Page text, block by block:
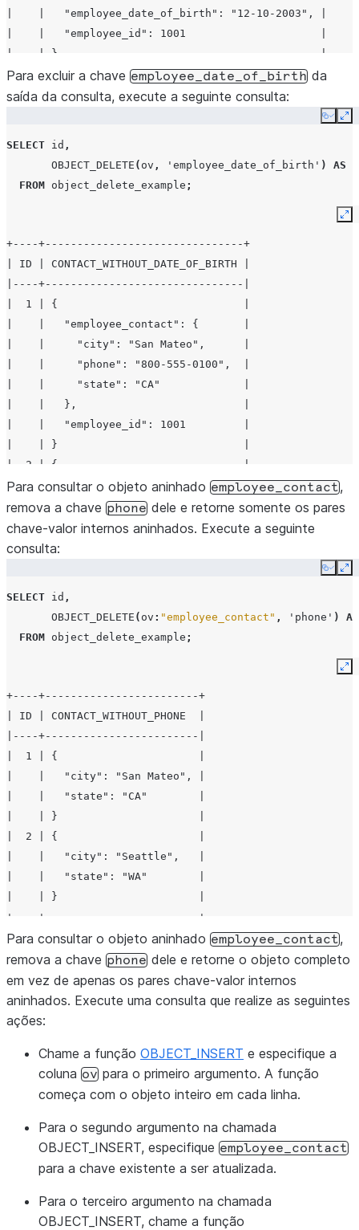
|    |   "employee_date_of_birth": "12-10-2003", |
|    |   "employee_id": 1001                     |
|    | }                                         |
|  2 | {                                         |
|    |   "employee_contact": {                   |
|    |     "city": "Seattle",                    |
|    |     "state": "WA"                         |
|    |   },                                      |
|    |   "employee_date_of_birth": "01-01-1990", |
Para excluir a chave employee_date_of_birth da
saída da consulta, execute a seguinte consulta:
Copy
SELECT id ,
OBJECT_DELETE ( ov , 'employee_date_of_birth' ) AS
FROM object_delete_example ;
+----+-------------------------------+
| ID | CONTACT_WITHOUT_DATE_OF_BIRTH |
|----+-------------------------------|
|  1 | {                             |
|    |   "employee_contact": {       |
|    |     "city": "San Mateo",      |
|    |     "phone": "800-555-0100",  |
|    |     "state": "CA"             |
|    |   },                          |
|    |   "employee_id": 1001         |
|    | }                             |
|  2 | {                             |
|    |   "employee_contact": {       |
|    |     "city": "Seattle",        |
|    |     "phone": "800-555-0101",  |
|    |     "state": "WA"             |
|    | }                             |
+----+-------------------------------+
Para consultar o objeto aninhado employee_contact,
remova a chave phone dele e retorne somente os pares
chave-valor internos aninhados. Execute a seguinte
consulta:
Copy
SELECT id ,
OBJECT_DELETE ( ov : "employee_contact" , 'phone' )
AS
FROM object_delete_example ;
+----+------------------------+
| ID | CONTACT_WITHOUT_PHONE  |
|----+------------------------|
|  1 | {                      |
|    |   "city": "San Mateo", |
|    |   "state": "CA"        |
|    | }                      |
|  2 | {                      |
|    |   "city": "Seattle",   |
|    |   "state": "WA"        |
|    | }                      |
+----+------------------------+
Para consultar o objeto aninhado employee_contact,
remova a chave phone dele e retorne o objeto completo
em vez de apenas os pares chave-valor internos
aninhados. Execute uma consulta que realize as seguintes
ações:
Chame a função OBJECT_INSERT e especifique a
coluna ov para o primeiro argumento. A função
começa com o objeto inteiro em cada linha.
Para o segundo argumento na chamada
OBJECT_INSERT, especifique employee_contact
para a chave existente a ser atualizada.
Para o terceiro argumento na chamada
OBJECT_INSERT, chame a função